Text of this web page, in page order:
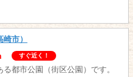
市）
すぐ近く！
都市公園（街区公園）です。